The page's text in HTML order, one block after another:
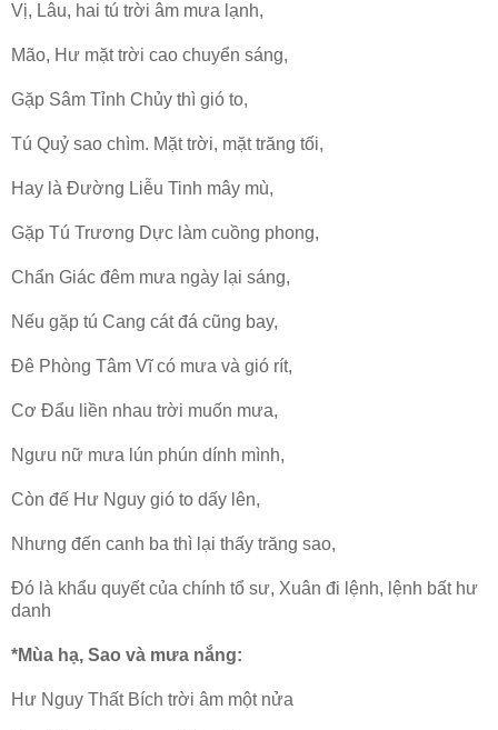
Vị, Lâu, hai tú trời âm mưa lạnh,
Mão, Hư mặt trời cao chuyển sáng,
Gặp Sâm Tỉnh Chủy thì gió to,
Tú Quỷ sao chìm. Mặt trời, mặt trăng tối,
Hay là Đường Liễu Tinh mây mù,
Gặp Tú Trương Dực làm cuồng phong,
Chẩn Giác đêm mưa ngày lại sáng,
Nếu gặp tú Cang cát đá cũng bay,
Đê Phòng Tâm Vĩ có mưa và gió rít,
Cơ Đẩu liền nhau trời muốn mưa,
Ngưu nữ mưa lún phún dính mình,
Còn đế Hư Nguy gió to dấy lên,
Nhưng đến canh ba thì lại thấy trăng sao,
Đó là khẩu quyết của chính tổ sư, Xuân đi lệnh, lệnh bất hư
danh
*Mùa hạ, Sao và mưa nắng:
Hư Nguy Thất Bích trời âm một nửa